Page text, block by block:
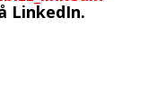
LinkedIn.